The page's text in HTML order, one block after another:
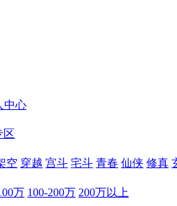
中心
区
空 穿越 宫斗 宅斗 青春 仙侠 修真
万 100-200万 200万以上